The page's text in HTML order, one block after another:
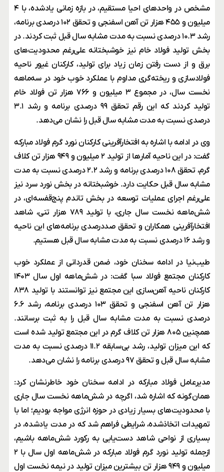
مشخص در واحدهای احیا مستقیم، در بازه زمانی یادشده، با ۴
میلیون و ۴۵۵ هزار تن آهن اسفنجی و تحقق ۱۰۲ درصدی برنامه،
رشد ۱۰.۳ درصدی نسبت به مدت مشابه سال قبل ثبت کردند. در
بخش تولید فولاد خام نیز خوشبختانه علی‌رغم محدودیت‌های
برق و از دست رفتن زمان زیاد برای تولید، کارکنان غیور ناحیه
فولادسازی و ریخته‌گری مداوم با عملکرد خوب خود در سه‌ماهه
نخست سال، در مجموع ۳ میلیون و ۷۶۶ هزار تن فولاد خام
تولید کردند که این رقم تحقق ۹۹ درصدی برنامه و رشد ۳.۱
درصدی نسبت به مدت مشابه سال قبل را نشان می‌دهد.
وی در ادامه با اشاره به افتخارآفرینی کارکنان نورد گرم فولاد مبارکه
گفت: در این ناحیه آمارها از تولید ۲ میلیون و ۹۴۹ هزار تن کلاف
گرم، تحقق ۱۰۸ درصدی برنامه و رشد ۲.۲ درصدی نسبت به مدت
مشابه سال قبل حکایت دارد. خوشبختانه در بخش نورد سرد نیز
علی‌رغم اجرای عملیات توسعه در بخش تاندم پنج‌قفسه‌ای، در
شش‌ماهه نخست سال جاری، با تولید ۷۸۹ هزار تنی، شاهد
افتخارآفرینی همکاران و تحقق صددرصدی برنامه‌های این ناحیه
و رشد ۱۶ درصدی نسبت به مدت مشابه سال قبل هستیم.
طیب‌نیا در ادامه سخنان خود، ضمن قدردانی از عملکرد خوب
کارکنان مجتمع فولاد سبا گفت: در شش‌ماهه اول سال ۱۴۰۳
کارکنان ناحیه آهن‌سازی این مجتمع نیز توانستند با تولید ۸۳۸
هزار تن آهن اسفنجی و تحقق ۱۰۳ درصدی برنامه، رشد ۶.۶
درصدی نسبت به مدت مشابه سال قبل را به ثبت برسانند.
همچنین ۸۰۵ هزار تن کلاف گرم در این مجتمع تولید شده است
که این میزان تولید، رشد بی‌سابقه ۱۱.۲ درصدی نسبت به مدت
مشابه سال قبل و تحقق ۹۷ درصدی برنامه را نشان می‌دهد.
مدیرعامل فولاد مبارکه در ادامه سخنان خود خاطرنشان کرد:
همان‌گونه که اشاره شد، اگرچه در شش‌ماهه نخست سال جاری
با محدودیت‌های بسیار زیادی در حوزه انرژی مواجه بودیم؛ اما با
تمهیدات اتخاذشده، شرایطی فراهم شد که در مدت یادشده، در
بسیاری از نواحی شاهد دست‌یابی به رکورد شش‌ماهه باشیم،
ازجمله تولید نورد گرم فولاد مبارکه در شش‌ماهه اول سال با ۲
میلیون و ۹۴۹ هزار تن بیشترین میزان تولید در نیمه نخست اول